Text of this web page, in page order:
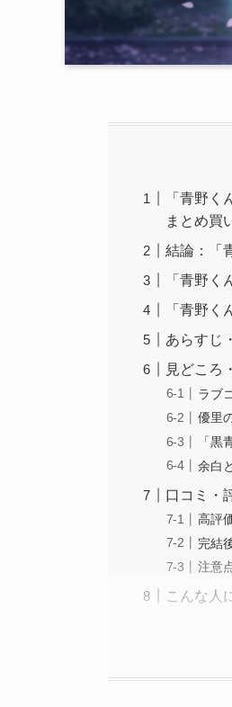
「青野
まとめ買
結論：「
「青野
「青野
あらすじ
見どころ
ラブ
優里
「黒
余白
口コミ・
高評
完結
注意
こんな人